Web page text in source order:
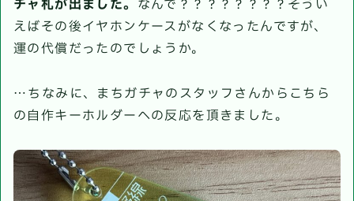
チャ札が出ました。 なんで？？？？？？？？そうい
えばその後イヤホンケースがなくなったんですが、
運の代償だったのでしょうか。
…ちなみに、まちガチャのスタッフさんからこちら
の自作キーホルダーへの反応を頂きました。